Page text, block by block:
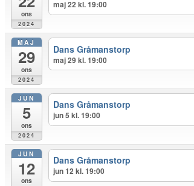
ons
2024
maj 22 kl. 19:00
MAJ
29
ons
2024
Dans Gråmanstorp
maj 29 kl. 19:00
JUN
5
ons
2024
Dans Gråmanstorp
jun 5 kl. 19:00
JUN
12
ons
Dans Gråmanstorp
jun 12 kl. 19:00